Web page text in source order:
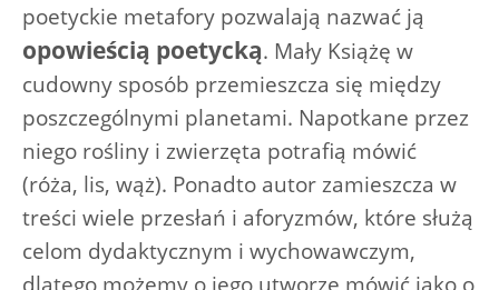
poetyckie metafory pozwalają nazwać ją
opowieścią poetycką. Mały Książę w
cudowny sposób przemieszcza się między
poszczególnymi planetami. Napotkane przez
niego rośliny i zwierzęta potrafią mówić
(róża, lis, wąż). Ponadto autor zamieszcza w
treści wiele przesłań i aforyzmów, które służą
celom dydaktycznym i wychowawczym,